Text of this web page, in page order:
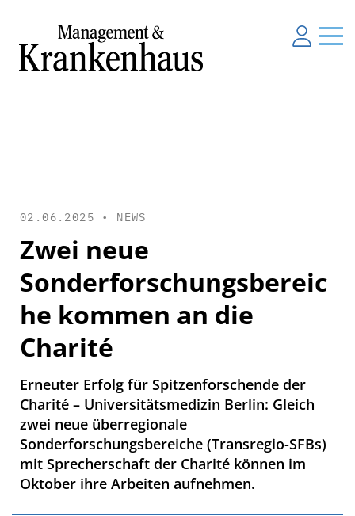
02.06.2025 • NEWS
Zwei neue
Sonderforschungsbereic
he kommen an die
Charité
Erneuter Erfolg für Spitzenforschende der
Charité – Universitätsmedizin Berlin: Gleich
zwei neue überregionale
Sonderforschungsbereiche (Transregio-SFBs)
mit Sprecherschaft der Charité können im
Oktober ihre Arbeiten aufnehmen.